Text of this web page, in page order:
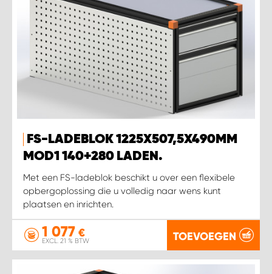
FS-LADEBLOK 1225X507,5X490MM
MOD1 140+280 LADEN.
Met een FS-ladeblok beschikt u over een flexibele
opbergoplossing die u volledig naar wens kunt
plaatsen en inrichten.
1 077 €
EXCL. 21 % BTW TOEVOEGEN